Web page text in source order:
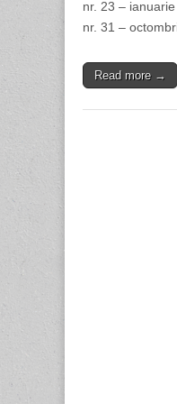
nr. 23 –
nr. 31 –
Read more →